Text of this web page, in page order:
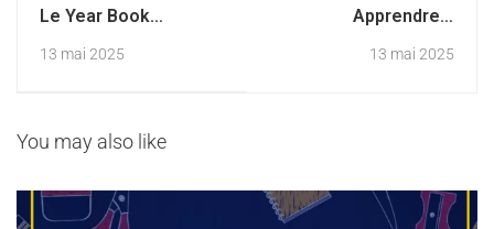
Le Year Book
précommande à la vie
13 mai 2025
Apprendre à
pour les enfants
13 mai 2025
You may also like